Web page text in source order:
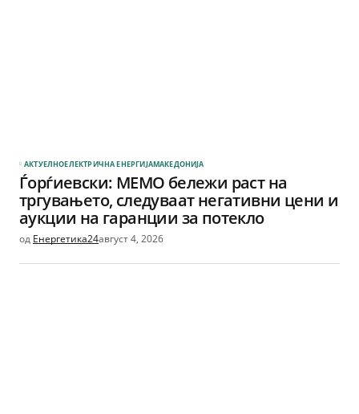
АКТУЕЛНОЕЛЕКТРИЧНА ЕНЕРГИЈАМАКЕДОНИЈА
Ѓорѓиевски: МЕМО бележи раст на
тргувањето, следуваат негативни цени и
аукции на гаранции за потекло
од Енергетика24август 4, 2026